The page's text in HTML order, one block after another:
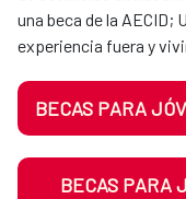
una beca de la AECID;
experiencia fuera y
BECAS PARA
BECAS PARA